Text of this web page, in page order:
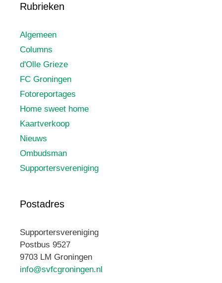
Rubrieken
Algemeen
Columns
d'Olle Grieze
FC Groningen
Fotoreportages
Home sweet home
Kaartverkoop
Nieuws
Ombudsman
Supportersvereniging
Postadres
Supportersvereniging
Postbus 9527
9703 LM Groningen
info@svfcgroningen.nl